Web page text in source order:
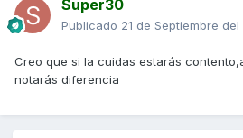
Super30
Publicado 21 de Septiembre del
Creo que si la cuidas estarás
notarás diferencia